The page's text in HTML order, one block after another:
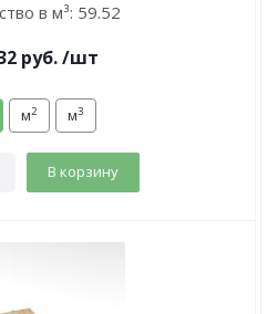
в м³: 59.52
руб./шт
м2 м3
В корзину